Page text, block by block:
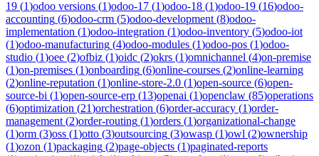
19 (1)odoo versions (1)odoo-17 (1)odoo-18 (1)odoo-19 (16)odoo-
accounting (6)odoo-crm (5)odoo-development (8)odoo-
implementation (1)odoo-integration (1)odoo-inventory (5)odoo-iot
(1)odoo-manufacturing (4)odoo-modules (1)odoo-pos (1)odoo-
studio (1)oee (2)ofbiz (1)oidc (2)okrs (1)omnichannel (4)on-premise
(1)on-premises (1)onboarding (6)online-courses (2)online-learning
(2)online-reputation (1)online-store-2.0 (1)open-source (6)open-
source-bi (1)open-source-erp (13)openai (1)openclaw (85)operations
(6)optimization (21)orchestration (6)order-accuracy (1)order-
management (2)order-routing (1)orders (1)organizational-change
(1)orm (3)oss (1)otto (3)outsourcing (3)owasp (1)owl (2)ownership
(1)ozon (1)packaging (2)page-objects (1)paginated-reports